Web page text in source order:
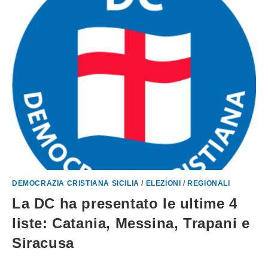
DEMOCRAZIA CRISTIANA SICILIA / ELEZIONI / REGIONALI
La DC ha presentato le ultime 4
liste: Catania, Messina, Trapani e
Siracusa